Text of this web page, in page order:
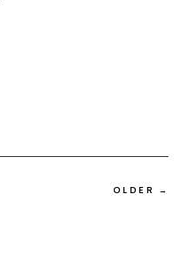
OLDER →